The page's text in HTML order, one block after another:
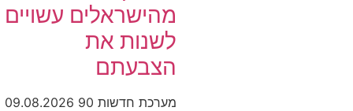
מהישראלים עשויים
לשנות את
הצבעתם
מערכת חדשות 90
09.08.2026